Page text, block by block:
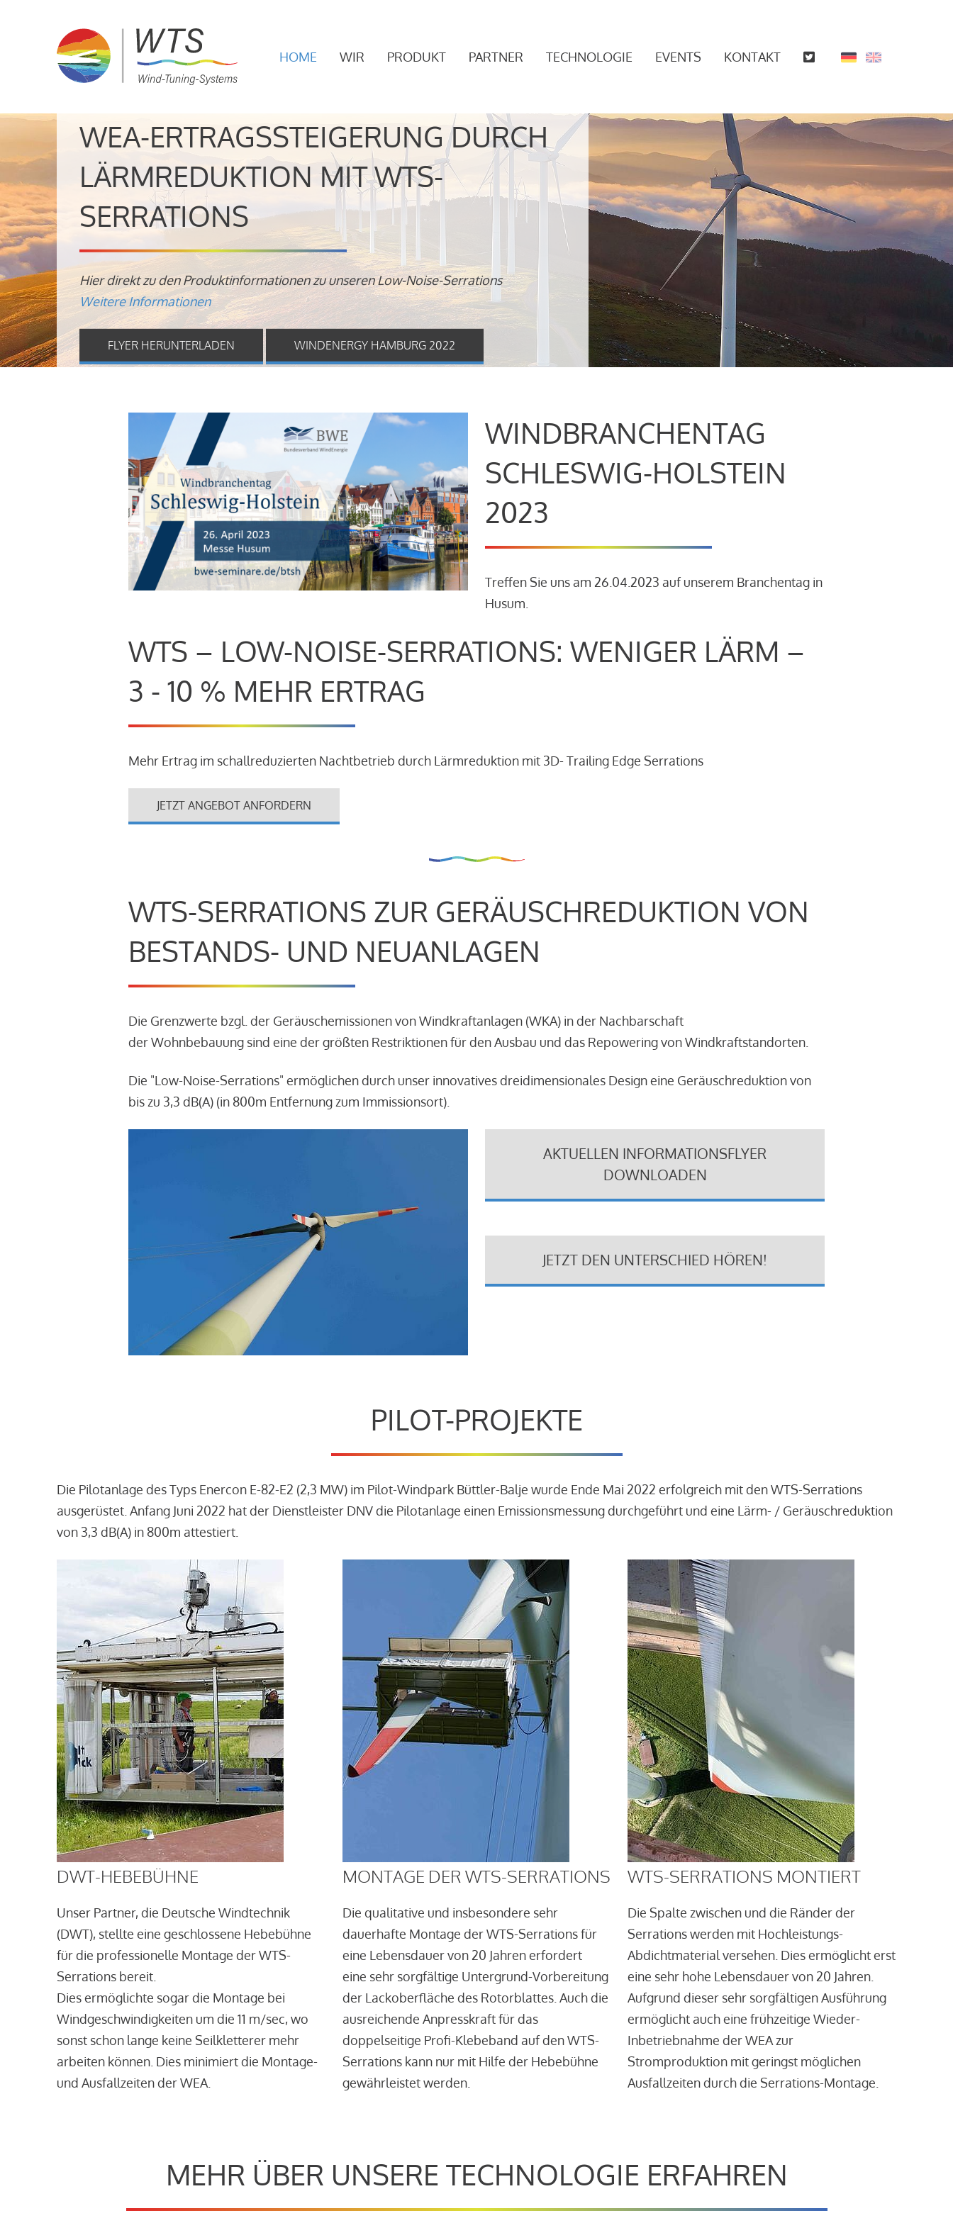
HOME WIR PRODUKT PARTNER TECHNOLOGIE EVENTS KONTAKT
WEA-ERTRAGSSTEIGERUNG DURCH
LÄRMREDUKTION MIT WTS-
SERRATIONS
Hier direkt zu den Produktinformationen zu unseren Low-Noise-Serrations
Weitere Informationen
FLYER HERUNTERLADEN WINDENERGY HAMBURG 2022
WINDBRANCHENTAG
SCHLESWIG-HOLSTEIN
2023
Treffen Sie uns am 26.04.2023 auf unserem Branchentag in
Husum.
WTS – LOW-NOISE-SERRATIONS: WENIGER LÄRM –
3 - 10 % MEHR ERTRAG
Mehr Ertrag im schallreduzierten Nachtbetrieb durch Lärmreduktion mit 3D- Trailing Edge Serrations
JETZT ANGEBOT ANFORDERN
WTS-SERRATIONS ZUR GERÄUSCHREDUKTION VON
BESTANDS- UND NEUANLAGEN
Die Grenzwerte bzgl. der Geräuschemissionen von Windkraftanlagen (WKA) in der Nachbarschaft
der Wohnbebauung sind eine der größten Restriktionen für den Ausbau und das Repowering von Windkraftstandorten.
Die "Low-Noise-Serrations" ermöglichen durch unser innovatives dreidimensionales Design eine Geräuschreduktion von
bis zu 3,3 dB(A) (in 800m Entfernung zum Immissionsort).
AKTUELLEN INFORMATIONSFLYER
DOWNLOADEN
JETZT DEN UNTERSCHIED HÖREN!
PILOT-PROJEKTE
Die Pilotanlage des Typs Enercon E-82-E2 (2,3 MW) im Pilot-Windpark Büttler-Balje wurde Ende Mai 2022 erfolgreich mit den WTS-Serrations
ausgerüstet. Anfang Juni 2022 hat der Dienstleister DNV die Pilotanlage einen Emissionsmessung durchgeführt und eine Lärm- / Geräuschreduktion
von 3,3 dB(A) in 800m attestiert.
DWT-HEBEBÜHNE
Unser Partner, die Deutsche Windtechnik
(DWT), stellte eine geschlossene Hebebühne
für die professionelle Montage der WTS-
Serrations bereit.
Dies ermöglichte sogar die Montage bei
Windgeschwindigkeiten um die 11 m/sec, wo
sonst schon lange keine Seilkletterer mehr
arbeiten können. Dies minimiert die Montage-
und Ausfallzeiten der WEA.
MONTAGE DER WTS-SERRATIONS
Die qualitative und insbesondere sehr
dauerhafte Montage der WTS-Serrations für
eine Lebensdauer von 20 Jahren erfordert
eine sehr sorgfältige Untergrund-Vorbereitung
der Lackoberfläche des Rotorblattes. Auch die
ausreichende Anpresskraft für das
doppelseitige Profi-Klebeband auf den WTS-
Serrations kann nur mit Hilfe der Hebebühne
gewährleistet werden.
WTS-SERRATIONS MONTIERT
Die Spalte zwischen und die Ränder der
Serrations werden mit Hochleistungs-
Abdichtmaterial versehen. Dies ermöglicht erst
eine sehr hohe Lebensdauer von 20 Jahren.
Aufgrund dieser sehr sorgfältigen Ausführung
ermöglicht auch eine frühzeitige Wieder-
Inbetriebnahme der WEA zur
Stromproduktion mit geringst möglichen
Ausfallzeiten durch die Serrations-Montage.
MEHR ÜBER UNSERE TECHNOLOGIE ERFAHREN